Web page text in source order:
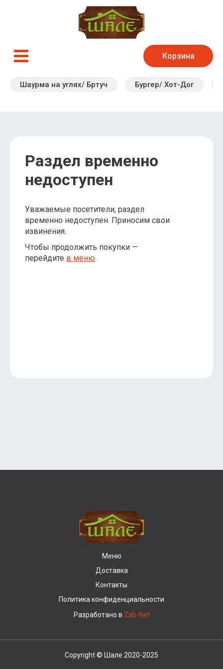
Корзина
Шаурма на углях/ Бртуч Бургер/ Хот-Дог
Раздел временно
недоступен
Уважаемые посетители, раздел
временно недоступен. Приносим свои
извинения.
Чтобы продолжить покупки —
перейдите в меню.
Меню
Доставка
Контакты
Политика конфиденциальности
Разработано в Zab-Net
Copyright © Шале 2020-2025